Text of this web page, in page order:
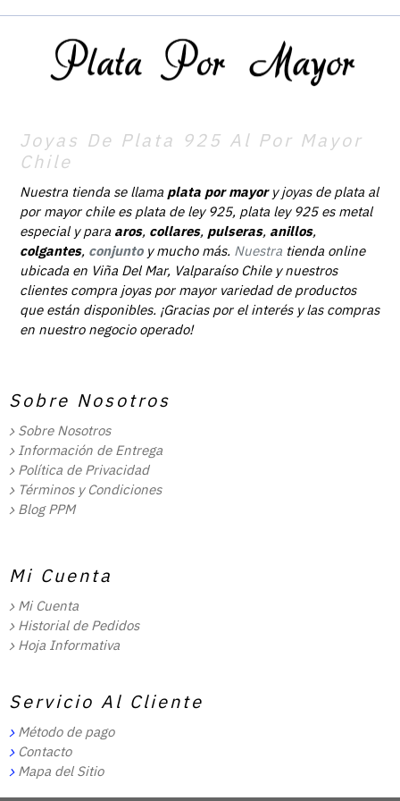
Joyas De Plata 925 Al Por Mayor
Chile
Nuestra tienda se llama plata por mayory joyas de plata al
por mayor chile es plata de ley 925, plata ley 925 es metal
especial y para aros, collares, pulseras, anillos,
colgantes, conjunto y mucho más. Nuestra tienda online
ubicada en Viña Del Mar, Valparaíso Chile y nuestros
clientes compra joyas por mayor variedad de productos
que están disponibles. ¡Gracias por el interés y las compras
en nuestro negocio operado!
Sobre Nosotros
Sobre Nosotros
Información de Entrega
Política de Privacidad
Términos y Condiciones
Blog PPM
Mi Cuenta
Mi Cuenta
Historial de Pedidos
Hoja Informativa
Servicio Al Cliente
Método de pago
Contacto
Mapa del Sitio